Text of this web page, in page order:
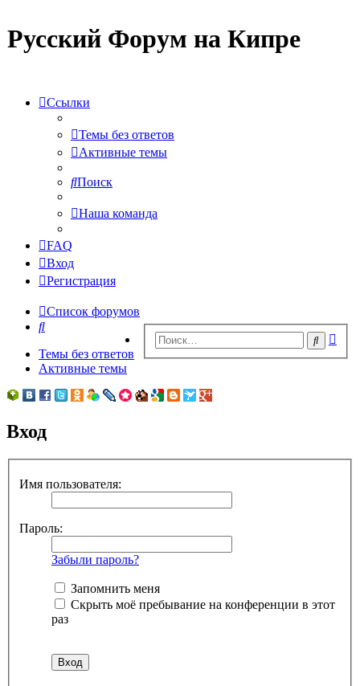
Русский Форум на Кипре
Ссылки
Темы без ответов
Активные темы
Поиск
Наша команда
FAQ
Вход
Регистрация
Список форумов
Поиск
Поиск
Темы без ответов
Активные темы
Вход
Имя пользователя:
Пароль:
Забыли пароль?
Запомнить меня
Скрыть моё пребывание на конференции в этот
раз